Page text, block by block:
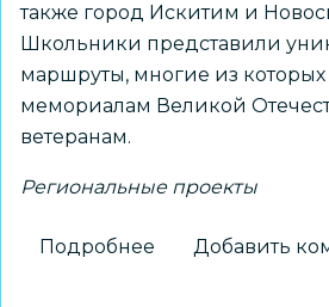
также город Искитим и
Школьники представили
маршруты, многие из
мемориалам Великой
ветеранам.
Региональные проекты
Подробнее Добавить